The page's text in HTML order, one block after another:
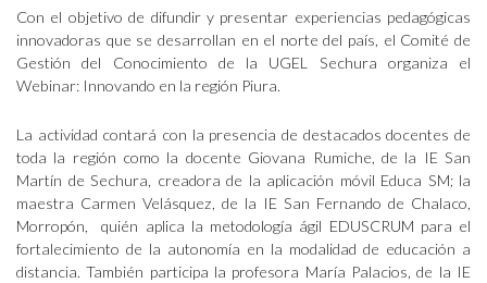
Con el objetivo de difundir y presentar experiencias pedagógicas
innovadoras que se desarrollan en el norte del país, el Comité de
Gestión del Conocimiento de la UGEL Sechura organiza el
Webinar: Innovando en la región Piura.
La actividad contará con la presencia de destacados docentes de
toda la región como la docente Giovana Rumiche, de la IE San
Martín de Sechura, creadora de la aplicación móvil Educa SM; la
maestra Carmen Velásquez, de la IE San Fernando de Chalaco,
Morropón, quién aplica la metodología ágil EDUSCRUM para el
fortalecimiento de la autonomía en la modalidad de educación a
distancia. También participa la profesora María Palacios, de la IE